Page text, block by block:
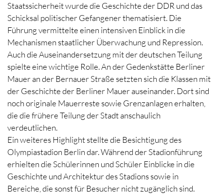
Staatssicherheit wurde die Geschichte der DDR und das
Schicksal politischer Gefangener thematisiert. Die
Führung vermittelte einen intensiven Einblick in die
Mechanismen staatlicher Überwachung und Repression.
Auch die Auseinandersetzung mit der deutschen Teilung
spielte eine wichtige Rolle. An der Gedenkstätte Berliner
Mauer an der Bernauer Straße setzten sich die Klassen mit
der Geschichte der Berliner Mauer auseinander. Dort sind
noch originale Mauerreste sowie Grenzanlagen erhalten,
die die frühere Teilung der Stadt anschaulich
verdeutlichen.
Ein weiteres Highlight stellte die Besichtigung des
Olympiastadion Berlin dar. Während der Stadionführung
erhielten die Schülerinnen und Schüler Einblicke in die
Geschichte und Architektur des Stadions sowie in
Bereiche, die sonst für Besucher nicht zugänglich sind.